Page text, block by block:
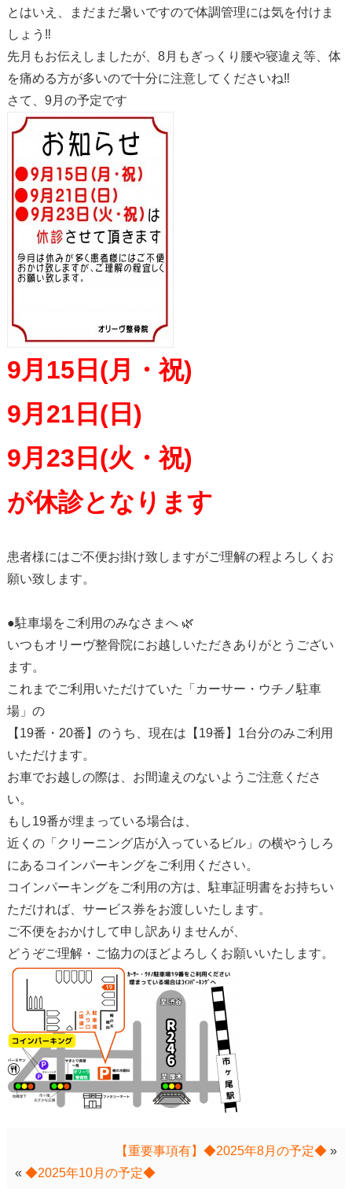
とはいえ、まだまだ暑いですので体調管理には気を付けま
しょう‼
先月もお伝えしましたが、8月もぎっくり腰や寝違え等、体
を痛める方が多いので十分に注意してくださいね‼
さて、9月の予定です
9月15日(月・祝)
9月21日(日)
9月23日(火・祝)
が休診となります
患者様にはご不便お掛け致しますがご理解の程よろしくお
願い致します。
●駐車場をご利用のみなさまへ 🌿
いつもオリーヴ整骨院にお越しいただきありがとうござい
ます。
これまでご利用いただけていた「カーサー・ウチノ駐車
場」の
【19番・20番】のうち、現在は【19番】1台分のみご利用
いただけます。
お車でお越しの際は、お間違えのないようご注意くださ
い。
もし19番が埋まっている場合は、
近くの「クリーニング店が入っているビル」の横やうしろ
にあるコインパーキングをご利用ください。
コインパーキングをご利用の方は、駐車証明書をお持ちい
ただければ、サービス券をお渡しいたします。
ご不便をおかけして申し訳ありませんが、
どうぞご理解・ご協力のほどよろしくお願いいたします。
【重要事項有】◆2025年8月の予定◆ »
« ◆2025年10月の予定◆